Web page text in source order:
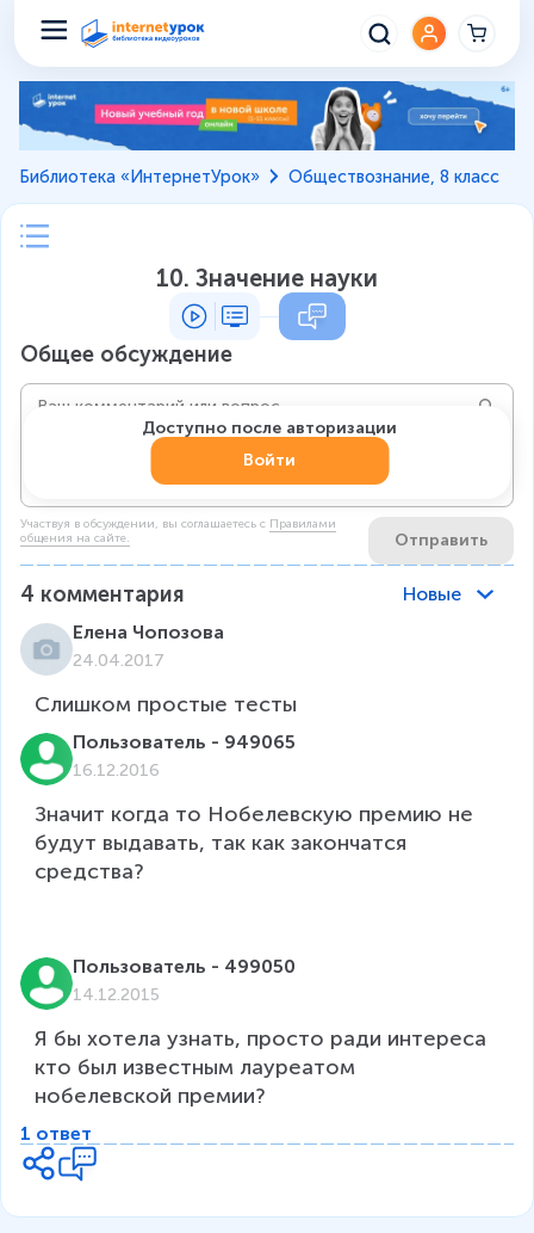
Библиотека «ИнтернетУрок» Обществознание, 8 класс
10. Значение науки
Общее обсуждение
Участвуя в обсуждении, вы соглашаетесь c Правилами
общения на сайте.
Отправить
Доступно после авторизации
Войти
4 комментария
Новые
Елена Чопозова
24.04.2017
Слишком простые тесты
Пользователь - 949065
16.12.2016
Значит когда то Нобелевскую премию не
будут выдавать, так как закончатся
средства?
Пользователь - 499050
14.12.2015
Я бы хотела узнать, просто ради интереса
кто был известным лауреатом
нобелевской премии?
1 ответ